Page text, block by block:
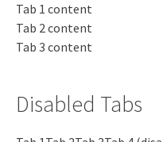
Tab 1 content
Tab 2 content
Tab 3 content
Disabled Tabs